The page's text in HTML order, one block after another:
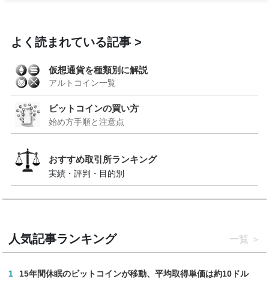
よく読まれている記事
仮想通貨を種類別に解説
アルトコイン一覧
ビットコインの買い方
始め方手順と注意点
おすすめ取引所ランキング
実績・評判・目的別
人気記事ランキング 一覧
1 15年間休眠のビットコインが移動、平均取得単価は約10ドル